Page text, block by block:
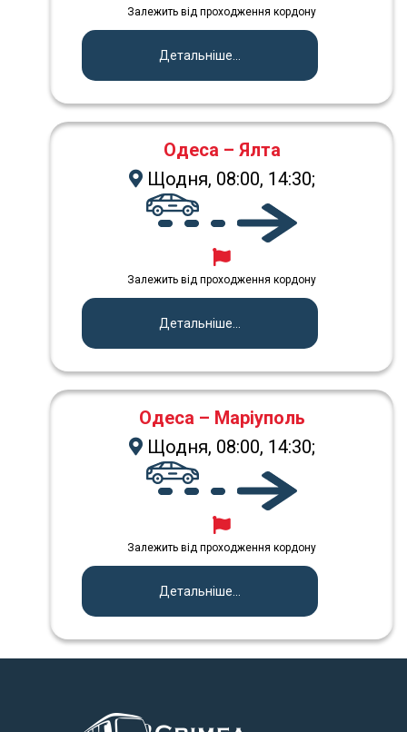
Залежить від проходження кордону
Детальніше...
Одеса – Ялта
Щодня, 08:00, 14:30;
Залежить від проходження кордону
Детальніше...
Одеса – Маріуполь
Щодня, 08:00, 14:30;
Залежить від проходження кордону
Детальніше...